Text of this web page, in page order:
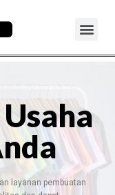
layanan pembuatan